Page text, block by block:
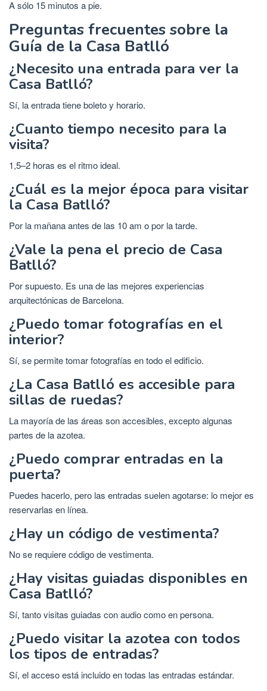
A sólo 15 minutos a pie.
Preguntas frecuentes sobre la
Guía de la Casa Batlló
¿Necesito una entrada para ver la
Casa Batlló?
Sí, la entrada tiene boleto y horario.
¿Cuanto tiempo necesito para la
visita?
1,5–2 horas es el ritmo ideal.
¿Cuál es la mejor época para visitar
la Casa Batlló?
Por la mañana antes de las 10 am o por la tarde.
¿Vale la pena el precio de Casa
Batlló?
Por supuesto. Es una de las mejores experiencias
arquitectónicas de Barcelona.
¿Puedo tomar fotografías en el
interior?
Sí, se permite tomar fotografías en todo el edificio.
¿La Casa Batlló es accesible para
sillas de ruedas?
La mayoría de las áreas son accesibles, excepto algunas
partes de la azotea.
¿Puedo comprar entradas en la
puerta?
Puedes hacerlo, pero las entradas suelen agotarse: lo mejor es
reservarlas en línea.
¿Hay un código de vestimenta?
No se requiere código de vestimenta.
¿Hay visitas guiadas disponibles en
Casa Batlló?
Sí, tanto visitas guiadas con audio como en persona.
¿Puedo visitar la azotea con todos
los tipos de entradas?
Sí, el acceso está incluido en todas las entradas estándar.